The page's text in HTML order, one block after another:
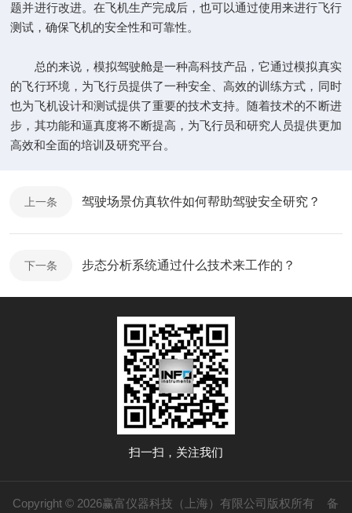
题并进行改进。在飞机生产完成后，也可以通过使用来进行飞行
测试，确保飞机的安全性和可靠性。
总的来说，模拟驾驶舱是一种高科技产品，它通过模拟真实
的飞行环境，为飞行员提供了一种安全、高效的训练方式，同时
也为飞机设计和测试提供了重要的技术支持。随着技术的不断进
步，其功能和逼真度将不断提高，为飞行员和研究人员提供更加
高效和全面的培训及研究平台。
上一条 驾驶场景仿真软件如何帮助驾驶安全研究？
下一条 步态分析系统通过什么技术来工作的？
扫一扫，关注我们
Copyright © 2026赢富仪器科技（上海）有限公司版权所有 备